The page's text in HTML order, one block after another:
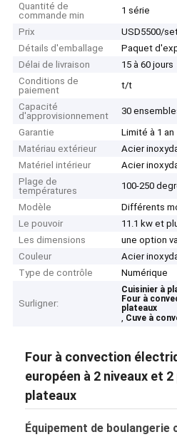
Quantité de
commande min
1 série
Prix
USD5500/
Détails d'emballage
Paquet
Délai de livraison
15 à 60 jours
Conditions de
paiement
t/t
Capacité
d'approvisionnement
30
Garantie
Limité à 1 an
Matériau extérieur
Acier
Matériel intérieur
Acier
Plage de
températures
100-250
Modèle
Différents
Le pouvoir
11.1 kw et
Les dimensions
une option
Couleur
Acier
Type de contrôle
Numérique
Surligner:
Cuisinier à
Four à
plateaux
, Cuve à
Four à convection
européen à 2 niveaux et
plateaux
Équipement de boulangerie